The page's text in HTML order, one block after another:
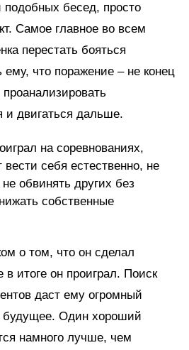
бесед, просто
Самое главное во всем
перестать бояться
что поражение – не конец
и двигаться дальше.
на соревнованиях,
вести себя естественно, не
обвинять других без
собственные
о том, что он сделал
итоге он проиграл. Поиск
даст ему огромный
будущее. Один хороший
намного лучше, чем